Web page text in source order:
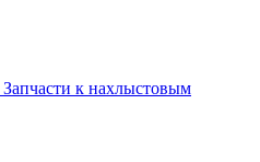
Запчасти к нахлыстовым